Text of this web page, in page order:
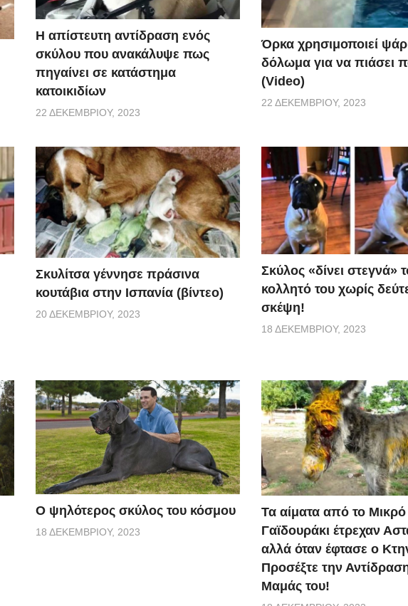
Η απίστευτη αντίδραση ενός
σκύλου που ανακάλυψε πως
πηγαίνει σε κατάστημα
κατοικιδίων
22 ΔΕΚΕΜΒΡΊΟΥ, 2023
Όρκα χρησιμοποιεί
δόλωμα για να πιάσει
(Video)
22 ΔΕΚΕΜΒΡΊΟΥ, 2023
Σκυλίτσα γέννησε πράσινα
κουτάβια στην Ισπανία (βίντεο)
20 ΔΕΚΕΜΒΡΊΟΥ, 2023
Σκύλος «δίνει στεγνά»
κολλητό του χωρίς
σκέψη!
18 ΔΕΚΕΜΒΡΊΟΥ, 2023
Ο ψηλότερος σκύλος του κόσμου
18 ΔΕΚΕΜΒΡΊΟΥ, 2023
Τα αίματα από το Μικρό
Γαϊδουράκι έτρεχαν
αλλά όταν έφτασε ο
Προσέξτε την
Μαμάς του!